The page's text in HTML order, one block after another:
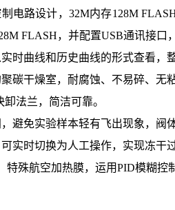
电路设计，32M内存128M
FLASH，并配置USB通讯接口
时曲线和历史曲线的形式查看，
碳干燥室，耐腐蚀、不易碎、无
卸法兰，简洁可靠。
避免实验样本轻有飞出现象，阀
实时切换为人工操作，实现冻干
殊航空加热膜，运用PID模糊控